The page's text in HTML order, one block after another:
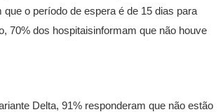
o período de espera é de 15 dias para
70% dos hospitaisinformam que não houve
Delta, 91% responderam que não estão